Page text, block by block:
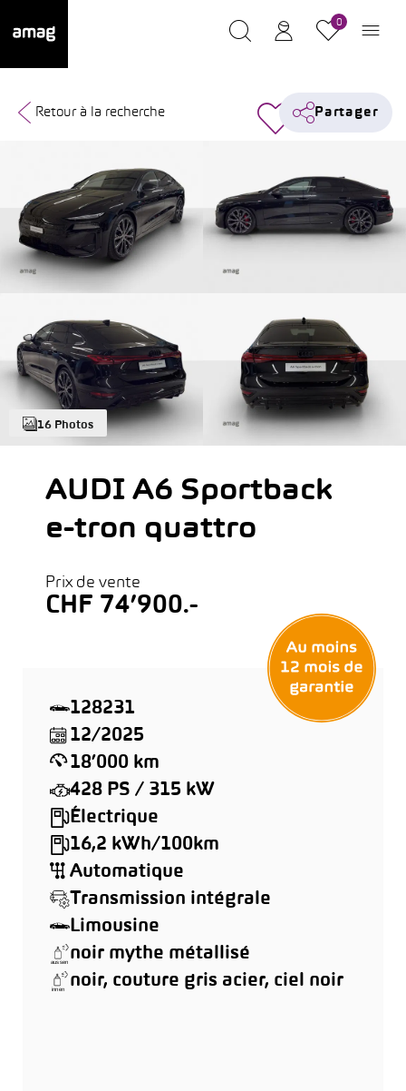
0
16 Photos
Retour à la recherche Partager
AUDI A6 Sportback
e-tron quattro
Prix de vente
CHF 74’900.-
128231
12/2025
18’000 km
428 PS / 315 kW
Électrique
16,2 kWh/100km
Automatique
Transmission intégrale
Limousine
noir mythe métallisé
noir, couture gris acier, ciel noir